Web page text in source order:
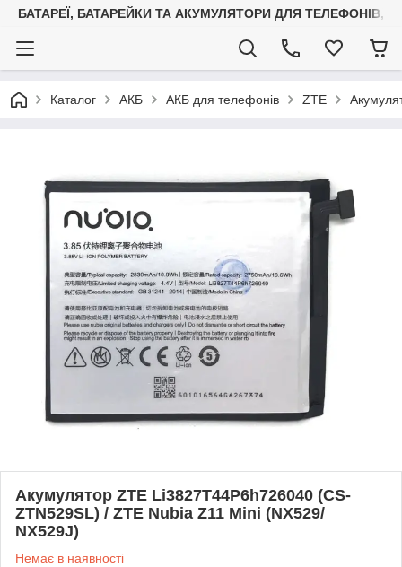
БАТАРЕЇ, БАТАРЕЙКИ ТА АКУМУЛЯТОРИ ДЛЯ ТЕЛЕФОНІВ,
Каталог АКБ АКБ для телефонів ZTE
Акумулятор ZTE Li3827T44P6h726040 (CS-
ZTN529SL) / ZTE Nubia Z11 Mini (NX529/
NX529J)
Немає в наявності